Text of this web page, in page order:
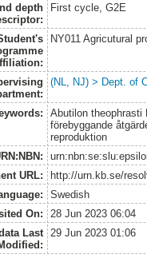
depth
First cycle, G2E
NY011 Agricutural
(NL, NJ) > Dept. of
Abutilon
förebyggande
reproduktion
URL:
http://urn.kb.se/
Swedish
On:
28 Jun 2023 06:04
Last
29 Jun 2023 01:06